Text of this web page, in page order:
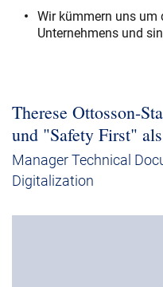
Wir kümmern uns um
Unternehmens und
Therese Ottosson-
und "Safety First"
Manager Technical
Digitalization